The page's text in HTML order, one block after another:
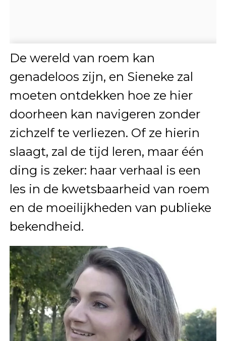
De wereld van roem kan
genadeloos zijn, en Sieneke zal
moeten ontdekken hoe ze hier
doorheen kan navigeren zonder
zichzelf te verliezen. Of ze hierin
slaagt, zal de tijd leren, maar één
ding is zeker: haar verhaal is een
les in de kwetsbaarheid van roem
en de moeilijkheden van publieke
bekendheid.